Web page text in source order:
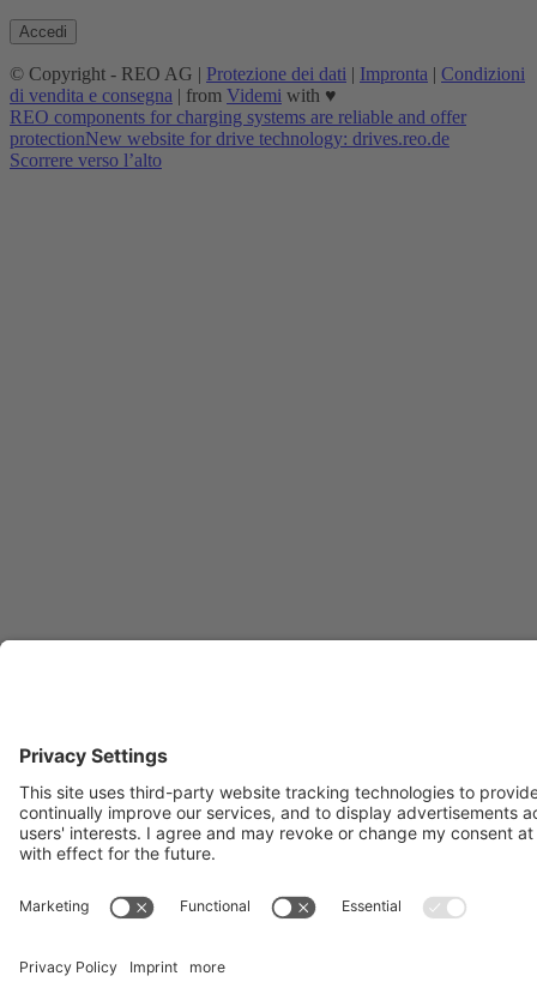
© Copyright - REO AG | Protezione dei dati | Impronta | Condizioni
di vendita e consegna | from Videmi with ♥︎
REO components for charging systems are reliable and offer
protectionNew website for drive technology: drives.reo.de
Scorrere verso l’alto